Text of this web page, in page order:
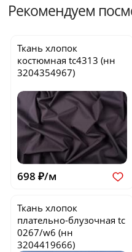
Рекомендуем
Ткань хлопок
костюмнаяtc4313 (нн
3204354967)
698 ₽/м
Ткань хлопок
плательно-блузочнаяtc
0267/w6 (нн
3204419666)